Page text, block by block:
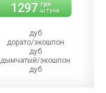
1297 грн
штука
дуб
дорато/экошпон
дуб
дымчатый/экошпон
дуб